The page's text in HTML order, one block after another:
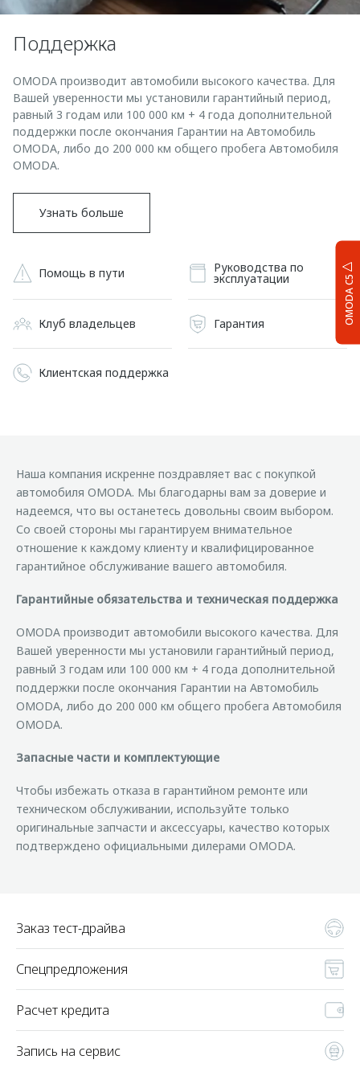
OMODA C5
Поддержка
OMODA производит автомобили высокого качества. Для
Вашей уверенности мы установили гарантийный период,
равный 3 годам или 100 000 км + 4 года дополнительной
поддержки после окончания Гарантии на Автомобиль
OMODA, либо до 200 000 км общего пробега Автомобиля
OMODA.
Узнать больше
Помощь в пути Руководства по
эксплуатации
Клуб владельцев Гарантия
Клиентская поддержка
Наша компания искренне поздравляет вас с покупкой
автомобиля OMODA. Мы благодарны вам за доверие и
надеемся, что вы останетесь довольны своим выбором.
Со своей стороны мы гарантируем внимательное
отношение к каждому клиенту и квалифицированное
гарантийное обслуживание вашего автомобиля.
Гарантийные обязательства и техническая поддержка
OMODA производит автомобили высокого качества. Для
Вашей уверенности мы установили гарантийный период,
равный 3 годам или 100 000 км + 4 года дополнительной
поддержки после окончания Гарантии на Автомобиль
OMODA, либо до 200 000 км общего пробега Автомобиля
OMODA.
Запасные части и комплектующие
Чтобы избежать отказа в гарантийном ремонте или
техническом обслуживании, используйте только
оригинальные запчасти и аксессуары, качество которых
подтверждено официальными дилерами OMODA.
Заказ тест-драйва
Спецпредложения
Расчет кредита
Запись на сервис